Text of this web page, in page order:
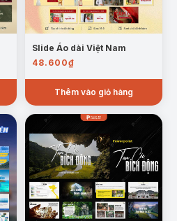
Slide Áo dài Việt Nam
48.600₫
Thêm vào giỏ hàng